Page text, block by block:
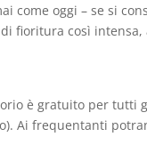
come oggi – se si
fioritura così intensa,
ègratuito per tutti
Ai frequentanti